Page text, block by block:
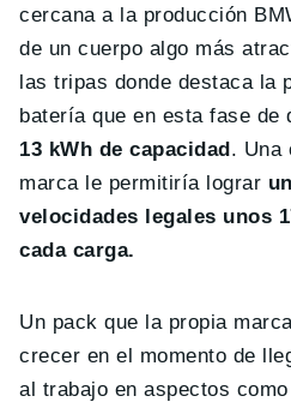
cercana a la producción
de un cuerpo algo más
las tripas donde destaca la
batería que en esta fase de
13 kWh de capacidad. Una
marca le permitiría lograr
velocidades legales unos
cada carga.
Un pack que la propia
crecer en el momento de
al trabajo en aspectos